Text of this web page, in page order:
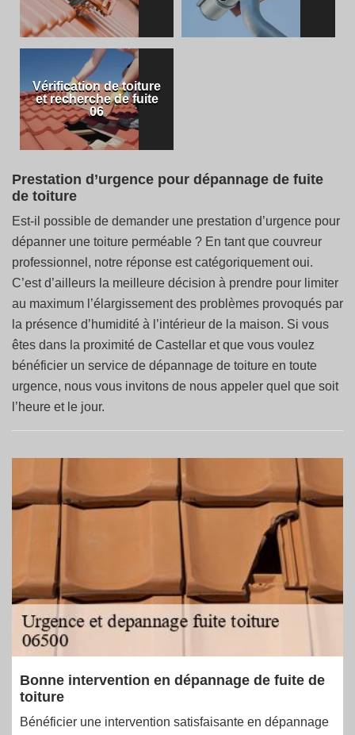
Vérification de toiture
et recherche de fuite
06
Prestation d’urgence pour dépannage de fuite
de toiture
Est-il possible de demander une prestation d’urgence pour
dépanner une toiture perméable ? En tant que couvreur
professionnel, notre réponse est catégoriquement oui.
C’est d’ailleurs la meilleure décision à prendre pour limiter
au maximum l’élargissement des problèmes provoqués par
la présence d’humidité à l’intérieur de la maison. Si vous
êtes dans la proximité de Castellar et que vous voulez
bénéficier un service de dépannage de toiture en toute
urgence, nous vous invitons de nous appeler quel que soit
l’heure et le jour.
Bonne intervention en dépannage de fuite de
toiture
Bénéficier une intervention satisfaisante en dépannage